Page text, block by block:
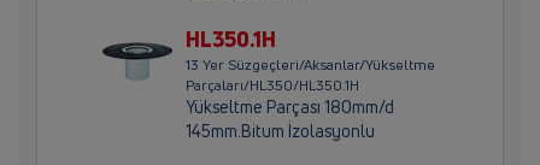
HL350.1H
13 Yer Süzgeçleri/Aksanlar/Yükseltme
Parçaları/HL350/HL350.1H
Yükseltme Parçası 180mm/d
145mm.Bitum İzolasyonlu